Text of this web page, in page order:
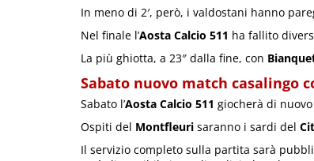
In meno di 2′, però, i valdostani hanno
Nel finale l’Aosta Calcio 511 ha fallito
La più ghiotta, a 23″ dalla fine, con
Sabato nuovo match casalingo
Sabato l’Aosta Calcio 511 giocherà di
Ospiti del Montfleuri saranno i sardi del
Il servizio completo sulla partita sarà